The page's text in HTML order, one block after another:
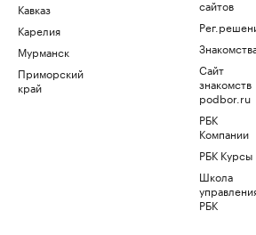
Кавказ
Карелия
Мурманск
Приморский
край
сайтов
Сайт
знакомств
podbor.ru
РБК
Компании
РБК Курсы
Школа
РБК